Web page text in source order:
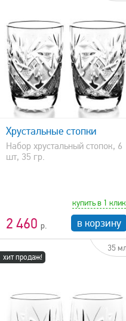
Хрустальные стопки
Набор хрустальный стопок, 6
шт, 35 гр.
2 460
купить в 1 клик
в корзину
быстрый просмотр
хит продаж!
35